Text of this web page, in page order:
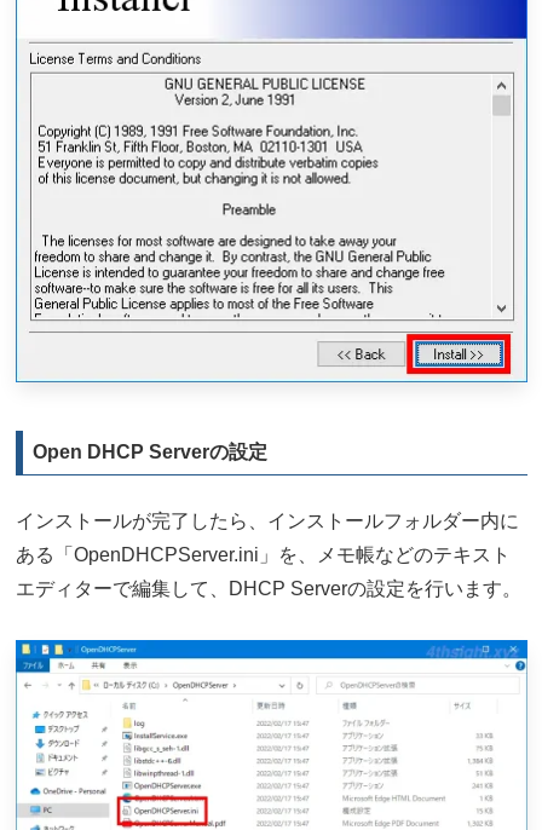
Open DHCP Serverの設定
インストールが完了したら、インストールフォルダー内に
ある「OpenDHCPServer.ini」を、メモ帳などのテキスト
エディターで編集して、DHCP Serverの設定を行います。